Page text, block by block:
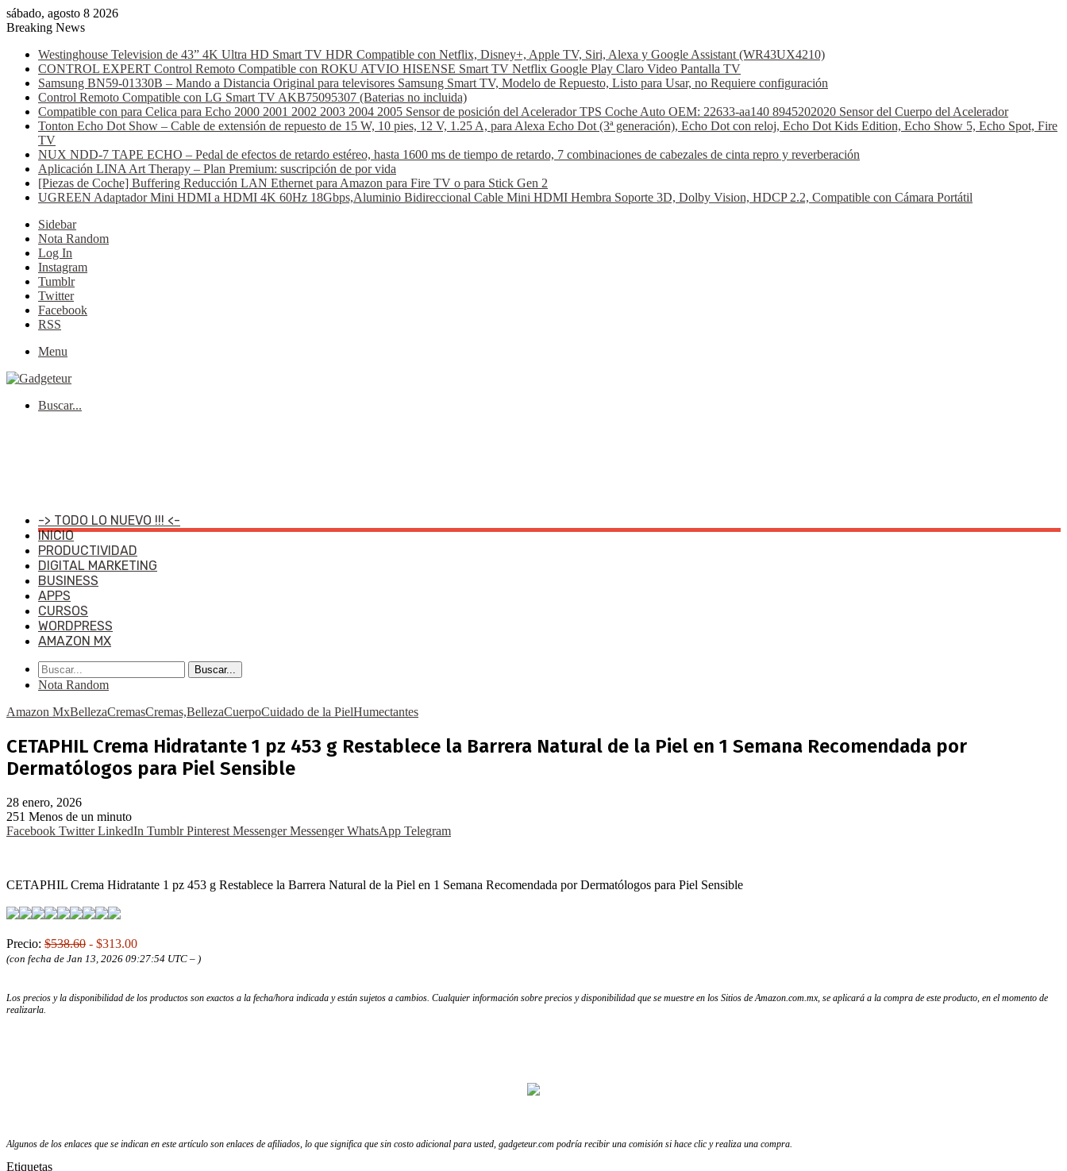
sábado, agosto 8 2026
Breaking News
Westinghouse Television de 43” 4K Ultra HD Smart TV HDR Compatible con Netflix, Disney+, Apple TV, Siri, Alexa y Google Assistant (WR43UX4210)
CONTROL EXPERT Control Remoto Compatible con ROKU ATVIO HISENSE Smart TV Netflix Google Play Claro Video Pantalla TV
Samsung BN59-01330B – Mando a Distancia Original para televisores Samsung Smart TV, Modelo de Repuesto, Listo para Usar, no Requiere configuración
Control Remoto Compatible con LG Smart TV AKB75095307 (Baterias no incluida)
Compatible con para Celica para Echo 2000 2001 2002 2003 2004 2005 Sensor de posición del Acelerador TPS Coche Auto OEM: 22633-aa140 8945202020 Sensor del Cuerpo del Acelerador
Tonton Echo Dot Show – Cable de extensión de repuesto de 15 W, 10 pies, 12 V, 1.25 A, para Alexa Echo Dot (3ª generación), Echo Dot con reloj, Echo Dot Kids Edition, Echo Show 5, Echo Spot, Fire
TV
NUX NDD-7 TAPE ECHO – Pedal de efectos de retardo estéreo, hasta 1600 ms de tiempo de retardo, 7 combinaciones de cabezales de cinta repro y reverberación
Aplicación LINA Art Therapy – Plan Premium: suscripción de por vida
[Piezas de Coche] Buffering Reducción LAN Ethernet para Amazon para Fire TV o para Stick Gen 2
UGREEN Adaptador Mini HDMI a HDMI 4K 60Hz 18Gbps,Aluminio Bidireccional Cable Mini HDMI Hembra Soporte 3D, Dolby Vision, HDCP 2.2, Compatible con Cámara Portátil
Sidebar
Nota Random
Log In
Instagram
Tumblr
Twitter
Facebook
RSS
Menu
Buscar...
-> TODO LO NUEVO !!! <-
INICIO
PRODUCTIVIDAD
DIGITAL MARKETING
BUSINESS
APPS
CURSOS
WORDPRESS
AMAZON MX
Buscar...
Nota Random
Amazon MxBellezaCremasCremas,BellezaCuerpoCuidado de la PielHumectantes
CETAPHIL Crema Hidratante 1 pz 453 g Restablece la Barrera Natural de la Piel en 1 Semana Recomendada por
Dermatólogos para Piel Sensible
28 enero, 2026
251 Menos de un minuto
Facebook Twitter LinkedIn Tumblr Pinterest Messenger Messenger WhatsApp Telegram
CETAPHIL Crema Hidratante 1 pz 453 g Restablece la Barrera Natural de la Piel en 1 Semana Recomendada por Dermatólogos para Piel Sensible
Precio: $538.60 - $313.00
(con fecha de Jan 13, 2026 09:27:54 UTC – )
Los precios y la disponibilidad de los productos son exactos a la fecha/hora indicada y están sujetos a cambios. Cualquier información sobre precios y disponibilidad que se muestre en los Sitios de Amazon.com.mx, se aplicará a la compra de este producto, en el momento de
realizarla.
Algunos de los enlaces que se indican en este artículo son enlaces de afiliados, lo que significa que sin costo adicional para usted, gadgeteur.com podría recibir una comisión si hace clic y realiza una compra.
Etiquetas